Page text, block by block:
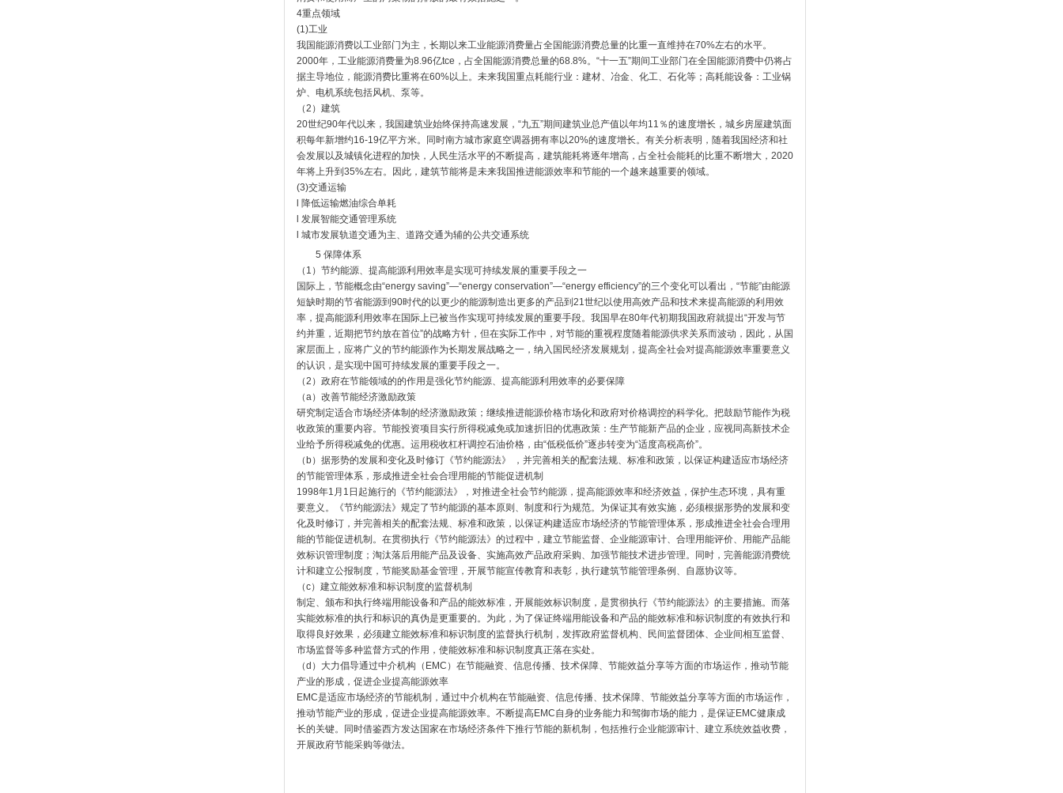
4重点领域
(1)工业
我国能源消费以工业部门为主，长期以来工业能源消费量占全国能源消费总量的比重一直维持在70%左右的水平。
2000年，工业能源消费量为8.96亿tce，占全国能源消费总量的68.8%。“十一五”期间工业部门在全国能源消费中仍将占
据主导地位，能源消费比重将在60%以上。未来我国重点耗能行业：建材、冶金、化工、石化等；高耗能设备：工业锅
炉、电机系统包括风机、泵等。
（2）建筑
20世纪90年代以来，我国建筑业始终保持高速发展，“九五”期间建筑业总产值以年均11％的速度增长，城乡房屋建筑面
积每年新增约16-19亿平方米。同时南方城市家庭空调器拥有率以20%的速度增长。有关分析表明，随着我国经济和社
会发展以及城镇化进程的加快，人民生活水平的不断提高，建筑能耗将逐年增高，占全社会能耗的比重不断增大，2020
年将上升到35%左右。因此，建筑节能将是未来我国推进能源效率和节能的一个越来越重要的领域。
(3)交通运输
l 降低运输燃油综合单耗
l 发展智能交通管理系统
l 城市发展轨道交通为主、道路交通为辅的公共交通系统
5 保障体系
（1）节约能源、提高能源利用效率是实现可持续发展的重要手段之一
国际上，节能概念由“energy saving”—“energy conservation”—“energy efficiency”的三个变化可以看出，“节能”由能源
短缺时期的节省能源到90时代的以更少的能源制造出更多的产品到21世纪以使用高效产品和技术来提高能源的利用效
率，提高能源利用效率在国际上已被当作实现可持续发展的重要手段。我国早在80年代初期我国政府就提出“开发与节
约并重，近期把节约放在首位”的战略方针，但在实际工作中，对节能的重视程度随着能源供求关系而波动，因此，从国
家层面上，应将广义的节约能源作为长期发展战略之一，纳入国民经济发展规划，提高全社会对提高能源效率重要意义
的认识，是实现中国可持续发展的重要手段之一。
（2）政府在节能领域的的作用是强化节约能源、提高能源利用效率的必要保障
（a）改善节能经济激励政策
研究制定适合市场经济体制的经济激励政策；继续推进能源价格市场化和政府对价格调控的科学化。把鼓励节能作为税
收政策的重要内容。节能投资项目实行所得税减免或加速折旧的优惠政策：生产节能新产品的企业，应视同高新技术企
业给予所得税减免的优惠。运用税收杠杆调控石油价格，由“低税低价”逐步转变为“适度高税高价”。
（b）据形势的发展和变化及时修订《节约能源法》 ，并完善相关的配套法规、标准和政策，以保证构建适应市场经济
的节能管理体系，形成推进全社会合理用能的节能促进机制
1998年1月1日起施行的《节约能源法》，对推进全社会节约能源，提高能源效率和经济效益，保护生态环境，具有重
要意义。《节约能源法》规定了节约能源的基本原则、制度和行为规范。为保证其有效实施，必须根据形势的发展和变
化及时修订，并完善相关的配套法规、标准和政策，以保证构建适应市场经济的节能管理体系，形成推进全社会合理用
能的节能促进机制。在贯彻执行《节约能源法》的过程中，建立节能监督、企业能源审计、合理用能评价、用能产品能
效标识管理制度；淘汰落后用能产品及设备、实施高效产品政府采购、加强节能技术进步管理。同时，完善能源消费统
计和建立公报制度，节能奖励基金管理，开展节能宣传教育和表彰，执行建筑节能管理条例、自愿协议等。
（c）建立能效标准和标识制度的监督机制
制定、颁布和执行终端用能设备和产品的能效标准，开展能效标识制度，是贯彻执行《节约能源法》的主要措施。而落
实能效标准的执行和标识的真伪是更重要的。为此，为了保证终端用能设备和产品的能效标准和标识制度的有效执行和
取得良好效果，必须建立能效标准和标识制度的监督执行机制，发挥政府监督机构、民间监督团体、企业间相互监督、
市场监督等多种监督方式的作用，使能效标准和标识制度真正落在实处。
（d）大力倡导通过中介机构（EMC）在节能融资、信息传播、技术保障、节能效益分享等方面的市场运作，推动节能
产业的形成，促进企业提高能源效率
EMC是适应市场经济的节能机制，通过中介机构在节能融资、信息传播、技术保障、节能效益分享等方面的市场运作，
推动节能产业的形成，促进企业提高能源效率。不断提高EMC自身的业务能力和驾御市场的能力，是保证EMC健康成
长的关键。同时借鉴西方发达国家在市场经济条件下推行节能的新机制，包括推行企业能源审计、建立系统效益收费，
开展政府节能采购等做法。